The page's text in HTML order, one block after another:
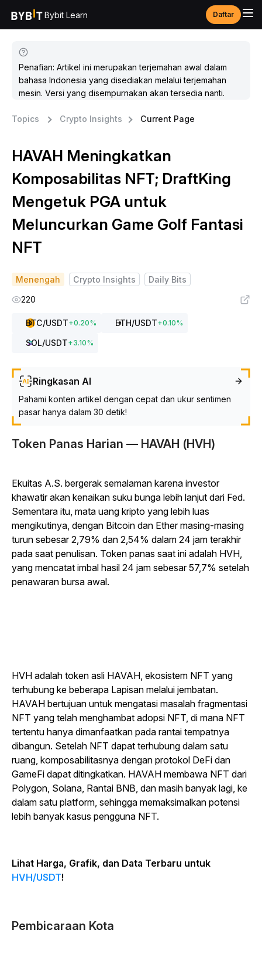
Bybit Learn Daftar
Penafian: Artikel ini merupakan terjemahan awal dalam
bahasa Indonesia yang disediakan melalui terjemahan
mesin. Versi yang disempurnakan akan tersedia nanti.
Topics Crypto Insights Current Page
HAVAH Meningkatkan
Komposabilitas NFT; DraftKing
Mengetuk PGA untuk
Meluncurkan Game Golf Fantasi
NFT
Menengah Crypto Insights
Daily Bits
220
BTC/USDT+0.20% ETH/USDT+0.10%
SOL/USDT+3.10%
Ringkasan AI
Pahami konten artikel dengan cepat dan ukur sentimen
pasar hanya dalam 30 detik!
Token Panas Harian — HAVAH (HVH)
Ekuitas A.S. bergerak semalaman karena investor
khawatir akan kenaikan suku bunga lebih lanjut dari Fed.
Sementara itu, mata uang kripto yang lebih luas
mengikutinya, dengan Bitcoin dan Ether masing-masing
turun sebesar 2,79% dan 2,54% dalam 24 jam terakhir
pada saat penulisan. Token panas saat ini adalah HVH,
yang mencatat imbal hasil 24 jam sebesar 57,7% setelah
penawaran bursa awal.
HVH adalah token asli HAVAH, ekosistem NFT yang
terhubung ke beberapa Lapisan melalui jembatan.
HAVAH bertujuan untuk mengatasi masalah fragmentasi
NFT yang telah menghambat adopsi NFT, di mana NFT
tertentu hanya dimanfaatkan pada rantai tempatnya
dibangun. Setelah NFT dapat terhubung dalam satu
ruang, komposabilitasnya dengan protokol DeFi dan
GameFi dapat ditingkatkan. HAVAH membawa NFT dari
Polygon, Solana, Rantai BNB, dan masih banyak lagi, ke
dalam satu platform, sehingga memaksimalkan potensi
lebih banyak kasus pengguna NFT.
Lihat Harga, Grafik, dan Data Terbaru untuk
HVH/USDT!
Pembicaraan Kota